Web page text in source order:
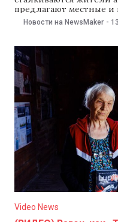
предлагают местные и
NewsMaker
автономии:
жителей говорят на
включило гагаузский
Новости на NewsMaker -
Video News